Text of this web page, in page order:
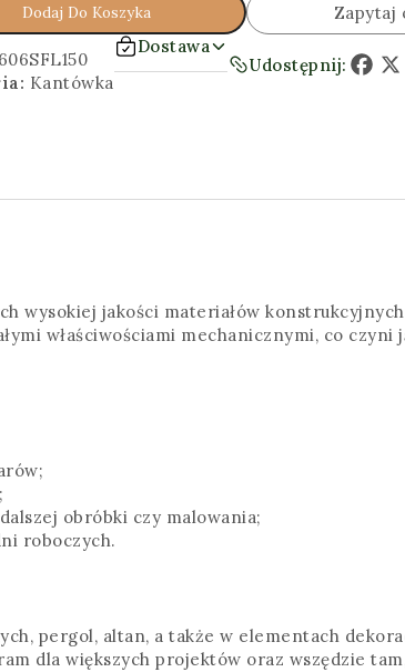
Dodaj Do Koszyka Zapytaj
Kantówka
Dostawa
Udostępnij:
wysokiej jakości materiałów
właściwościami mechanicznymi, co czyni
obróbki czy malowania;
roboczych.
pergol, altan, a także w elementach
dla większych projektów oraz wszędzie